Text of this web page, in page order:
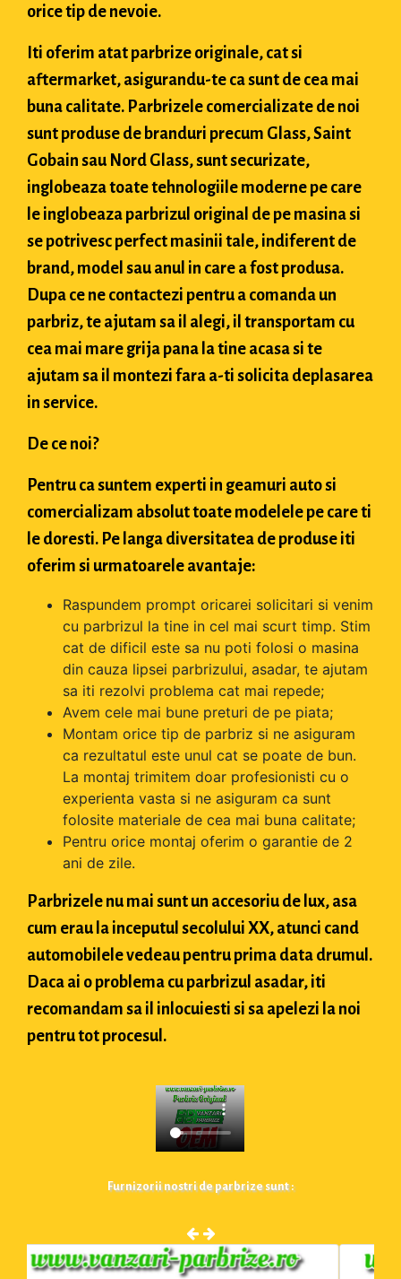
orice tip de nevoie.
Iti oferim atat parbrize originale, cat si
aftermarket, asigurandu-te ca sunt de cea mai
buna calitate. Parbrizele comercializate de noi
sunt produse de branduri precum Glass, Saint
Gobain sau Nord Glass, sunt securizate,
inglobeaza toate tehnologiile moderne pe care
le inglobeaza parbrizul original de pe masina si
se potrivesc perfect masinii tale, indiferent de
brand, model sau anul in care a fost produsa.
Dupa ce ne contactezi pentru a comanda un
parbriz, te ajutam sa il alegi, il transportam cu
cea mai mare grija pana la tine acasa si te
ajutam sa il montezi fara a-ti solicita deplasarea
in service.
De ce noi?
Pentru ca suntem experti in geamuri auto si
comercializam absolut toate modelele pe care ti
le doresti. Pe langa diversitatea de produse iti
oferim si urmatoarele avantaje:
Raspundem prompt oricarei solicitari si venim
cu parbrizul la tine in cel mai scurt timp. Stim
cat de dificil este sa nu poti folosi o masina
din cauza lipsei parbrizului, asadar, te ajutam
sa iti rezolvi problema cat mai repede;
Avem cele mai bune preturi de pe piata;
Montam orice tip de parbriz si ne asiguram
ca rezultatul este unul cat se poate de bun.
La montaj trimitem doar profesionisti cu o
experienta vasta si ne asiguram ca sunt
folosite materiale de cea mai buna calitate;
Pentru orice montaj oferim o garantie de 2
ani de zile.
Parbrizele nu mai sunt un accesoriu de lux, asa
cum erau la inceputul secolului XX, atunci cand
automobilele vedeau pentru prima data drumul.
Daca ai o problema cu parbrizul asadar, iti
recomandam sa il inlocuiesti si sa apelezi la noi
pentru tot procesul.
Furnizorii nostri de parbrize sunt :